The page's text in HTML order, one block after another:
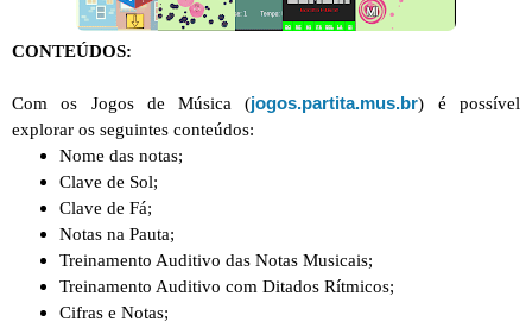
CONTEÚDOS:
Com os Jogos de Música (jogos.partita.mus.br) é possível
explorar os seguintes conteúdos:
Nome das notas;
Clave de Sol;
Clave de Fá;
Notas na Pauta;
Treinamento Auditivo das Notas Musicais;
Treinamento Auditivo com Ditados Rítmicos;
Cifras e Notas;